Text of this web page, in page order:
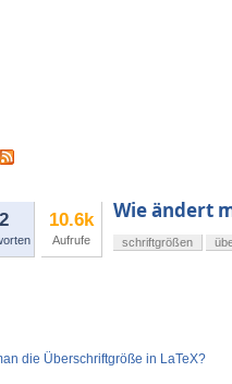
2 10.6k
Aufrufe
Wie ändert
schriftgrößen
die Überschriftgröße in LaTeX?